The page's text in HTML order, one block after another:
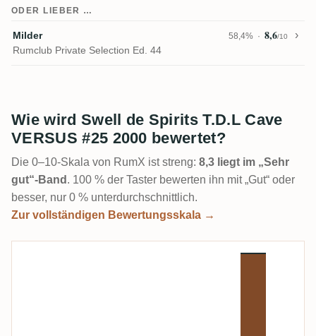
ODER LIEBER …
Milder 58,4% 8,6/10
Rumclub Private Selection Ed. 44
Wie wird Swell de Spirits T.D.L Cave
VERSUS #25 2000 bewertet?
Die 0–10-Skala von RumX ist streng: 8,3 liegt im „Sehr
gut“-Band . 100 % der Taster bewerten ihn mit „Gut“ oder
besser, nur 0 % unterdurchschnittlich.
Zur vollständigen Bewertungsskala →